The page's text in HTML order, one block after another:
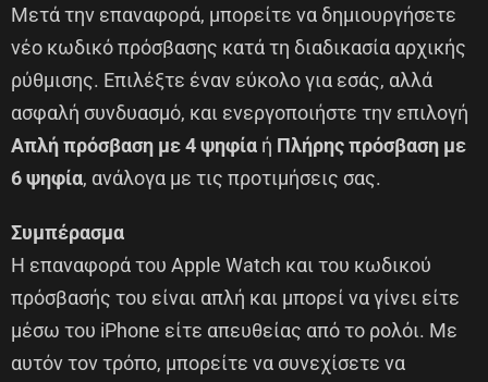
Μετά την επαναφορά, μπορείτε να δημιουργήσετε
νέο κωδικό πρόσβασης κατά τη διαδικασία αρχικής
ρύθμισης. Επιλέξτε έναν εύκολο για εσάς, αλλά
ασφαλή συνδυασμό, και ενεργοποιήστε την επιλογή
Απλή πρόσβαση με 4 ψηφία ή Πλήρης πρόσβαση με
6 ψηφία, ανάλογα με τις προτιμήσεις σας.
Συμπέρασμα
Η επαναφορά του Apple Watch και του κωδικού
πρόσβασής του είναι απλή και μπορεί να γίνει είτε
μέσω του iPhone είτε απευθείας από το ρολόι. Με
αυτόν τον τρόπο, μπορείτε να συνεχίσετε να